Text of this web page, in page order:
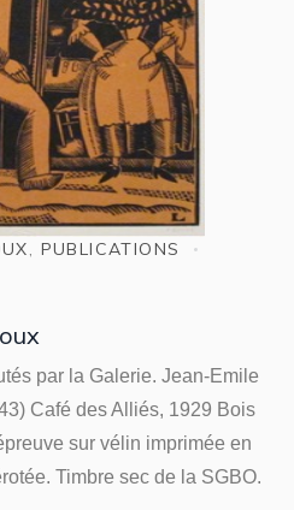
, PUBLICATIONS
par la Galerie. Jean-Emile
Café des Alliés, 1929 Bois
sur vélin imprimée en
Timbre sec de la SGBO.